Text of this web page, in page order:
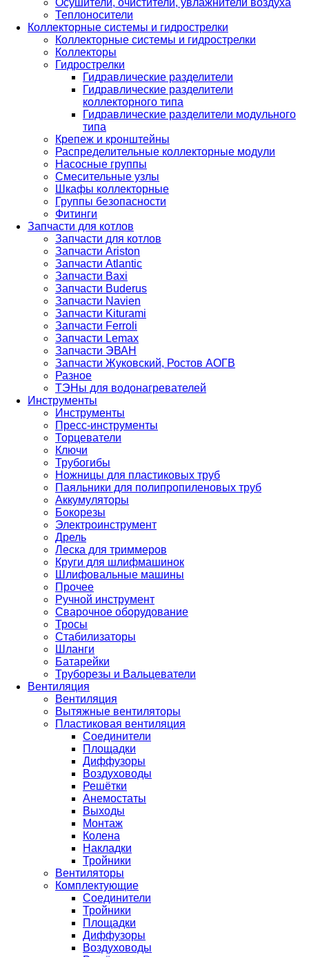
Осушители, очистители, увлажнители воздуха
Теплоносители
Коллекторные системы и гидрострелки
Коллекторные системы и гидрострелки
Коллекторы
Гидрострелки
Гидравлические разделители
Гидравлические разделители
коллекторного типа
Гидравлические разделители модульного
типа
Крепеж и кронштейны
Распределительные коллекторные модули
Насосные группы
Смесительные узлы
Шкафы коллекторные
Группы безопасности
Фитинги
Запчасти для котлов
Запчасти для котлов
Запчасти Ariston
Запчасти Atlantic
Запчасти Baxi
Запчасти Buderus
Запчасти Navien
Запчасти Kiturami
Запчасти Ferroli
Запчасти Lemax
Запчасти ЭВАН
Запчасти Жуковский, Ростов АОГВ
Разное
ТЭНы для водонагревателей
Инструменты
Инструменты
Пресс-инструменты
Торцеватели
Ключи
Трубогибы
Ножницы для пластиковых труб
Паяльники для полипропиленовых труб
Аккумуляторы
Бокорезы
Электроинструмент
Дрель
Леска для триммеров
Круги для шлифмашинок
Шлифовальные машины
Прочее
Ручной инструмент
Сварочное оборудование
Тросы
Стабилизаторы
Шланги
Батарейки
Труборезы и Вальцеватели
Вентиляция
Вентиляция
Вытяжные вентиляторы
Пластиковая вентиляция
Соединители
Площадки
Диффузоры
Воздуховоды
Решётки
Анемостаты
Выходы
Монтаж
Колена
Накладки
Тройники
Вентиляторы
Комплектующие
Соединители
Тройники
Площадки
Диффузоры
Воздуховоды